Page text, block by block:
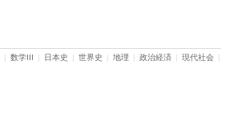
| 数学III | 日本史 | 世界史 | 地理 | 政治経済 | 現代社会 |